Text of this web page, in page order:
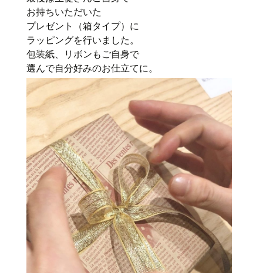
お持ちいただいた
プレゼント（箱タイプ）に
ラッピングを行いました。
包装紙、リボンもご自身で
選んで自分好みのお仕立てに。